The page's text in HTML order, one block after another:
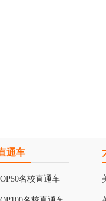
通车
名校直通车